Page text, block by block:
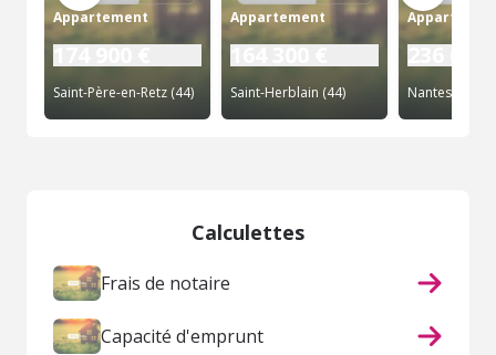
Appartement
174 900 €
Saint-Père-en-Retz (44)
Appartement
164 300 €
Saint-Herblain (44)
236 600
Nantes (44)
Calculettes
Frais de notaire
Capacité d'emprunt